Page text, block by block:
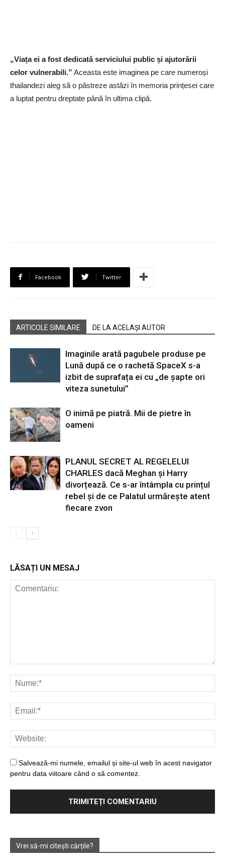
„Viața ei a fost dedicată serviciului public și ajutorării
celor vulnerabili.” Aceasta este imaginea pe care numeroși
thailandezi aleg să o păstreze astăzi în memoria prințesei care
a luptat pentru dreptate până în ultima clipă.
Facebook Twitter
ARTICOLE SIMILARE DE LA ACELAȘI AUTOR
Imaginile arată pagubele produse pe
Lună după ce o rachetă SpaceX s-a
izbit de suprafața ei cu „de șapte ori
viteza sunetului”
O inimă pe piatră. Mii de pietre în
oameni
PLANUL SECRET AL REGELELUI
CHARLES dacă Meghan și Harry
divorțează. Ce s-ar întâmpla cu prințul
rebel și de ce Palatul urmărește atent
fiecare zvon
LĂSAȚI UN MESAJ
Salvează-mi numele, emailul și site-ul web în acest navigator
pentru data viitoare când o să comentez.
Vrei să-mi citești cărțile?